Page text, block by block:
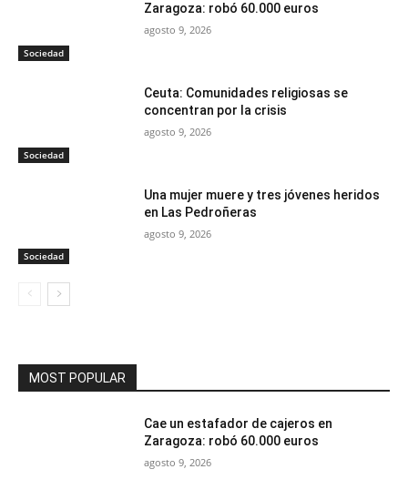
Sociedad
Zaragoza: robó 60.000 euros
agosto 9, 2026
Sociedad
Ceuta: Comunidades religiosas se
concentran por la crisis
agosto 9, 2026
Sociedad
Una mujer muere y tres jóvenes heridos
en Las Pedroñeras
agosto 9, 2026
MOST POPULAR
Cae un estafador de cajeros en
Zaragoza: robó 60.000 euros
agosto 9, 2026